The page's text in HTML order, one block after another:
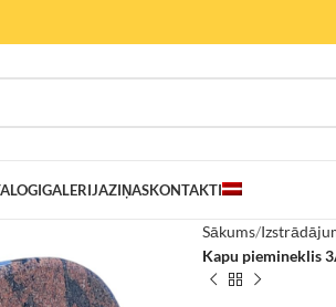
GALERIJAZIŅASKONTAKTI
Sākums
Kapu piemineklis